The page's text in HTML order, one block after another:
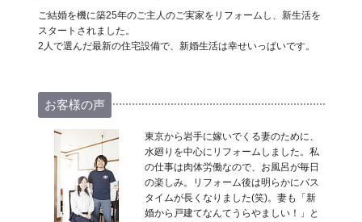
ご結婚を機に築25年のご主人のご実家をリフォームし、新生活を
スタートされました。
2人で選んだ最新の住宅設備で、新婚生活は幸せいっぱいです。
お客様の声
東京から岩手に嫁いでくる妻のために、
水廻りを中心にリフォームしました。私
の仕事は肉体労働なので、お風呂が毎日
の楽しみ。リフォーム後は明らかにバス
タイムが長くなりました(笑)。妻も「新
婚から戸建てなんてうらやましい！」と